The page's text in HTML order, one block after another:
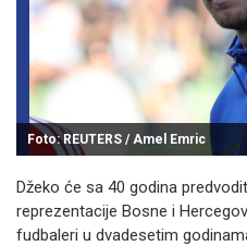
Foto: REUTERS / Amel Emric
Džeko će sa 40 godina
reprezentacije Bosne i
fudbaleri u dvadesetim